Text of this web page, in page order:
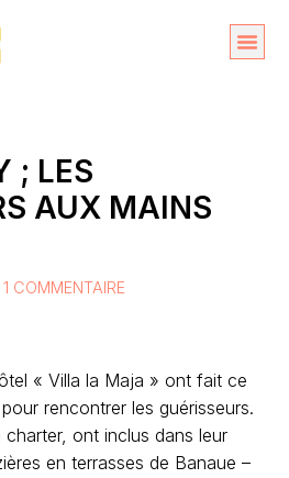
; LES
AUX MAINS
1 COMMENTAIRE
« Villa la Maja » ont fait ce
rencontrer les guérisseurs.
ont inclus dans leur
en terrasses de Banaue –